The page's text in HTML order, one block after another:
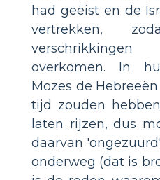
had geëist en de
vertrekken,
overkomen. In
Mozes de
tijd zouden
laten rijzen, dus
daarvan
onderweg (dat is